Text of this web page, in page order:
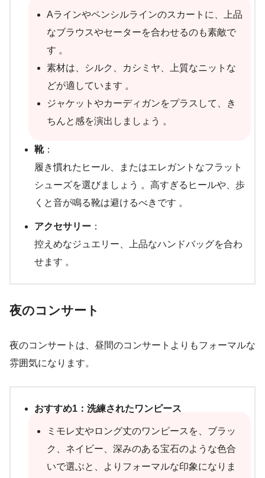
Aラインやペンシルラインのスカートに、上品
なブラウスやセーターを合わせるのも素敵で
す 。
素材は、シルク、カシミヤ、上質なニットな
どが適しています 。
ジャケットやカーディガンをプラスして、き
ちんと感を演出しましょう 。
靴：
履き慣れたヒール、またはエレガントなフラット
シューズを選びましょう 。高すぎるヒールや、歩
くと音が鳴る靴は避けるべきです 。
アクセサリー ：
控えめなジュエリー、上品なハンドバッグを合わ
せます 。
夜のコンサート
夜のコンサートは、昼間のコンサートよりもフォーマルな
雰囲気になります。
おすすめ1：洗練されたワンピース
ミモレ丈やロング丈のワンピースを、ブラッ
ク、ネイビー、深みのある宝石のような色合
いで選ぶと、よりフォーマルな印象になりま